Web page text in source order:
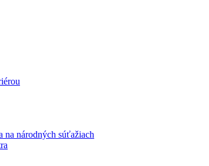
národných súťažiach